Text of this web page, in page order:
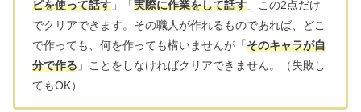
ピを使って話す 」「実際に作業をして話す 」この2点だけ
でクリアできます。その職人が作れるものであれば、どこ
で作っても、何を作っても構いませんが「そのキャラが自
分で作る 」ことをしなければクリアできません。（失敗し
てもOK）